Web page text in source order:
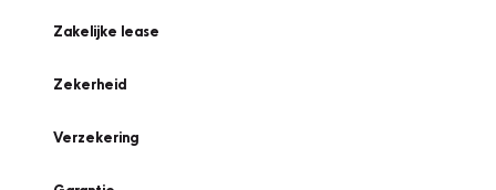
Zakelijke lease
Zekerheid
Verzekering